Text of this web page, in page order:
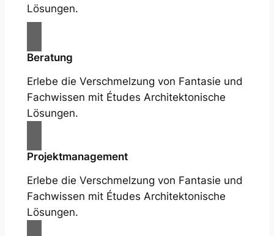
Lösungen.
Beratung
Erlebe die Verschmelzung von Fantasie und
Fachwissen mit Études Architektonische
Lösungen.
Projektmanagement
Erlebe die Verschmelzung von Fantasie und
Fachwissen mit Études Architektonische
Lösungen.